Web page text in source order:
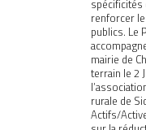
spécificités
renforcer
publics. Le
mairie de
terrain le 2
rurale de
Actifs/